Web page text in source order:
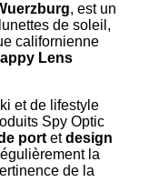
, est un
de soleil,
californienne
Lens
et de lifestyle
Spy Optic
portetdesign
la
de la